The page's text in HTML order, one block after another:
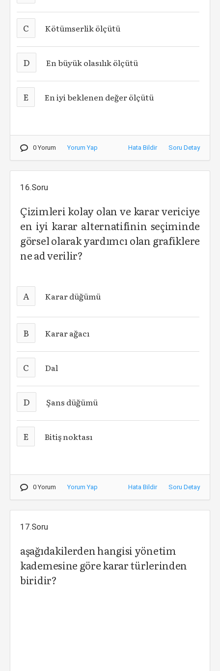
C Kötümserlik ölçütü
D En büyük olasılık ölçütü
E En iyi beklenen değer ölçütü
0 Yorum Yorum Yap Hata Bildir Soru Detay
16.Soru
Çizimleri kolay olan ve karar vericiye
en iyi karar alternatifinin seçiminde
görsel olarak yardımcı olan grafiklere
ne ad verilir?
A Karar düğümü
B Karar ağacı
C Dal
D Şans düğümü
E Bitiş noktası
0 Yorum Yorum Yap Hata Bildir Soru Detay
17.Soru
aşağıdakilerden hangisi yönetim
kademesine göre karar türlerinden
biridir?